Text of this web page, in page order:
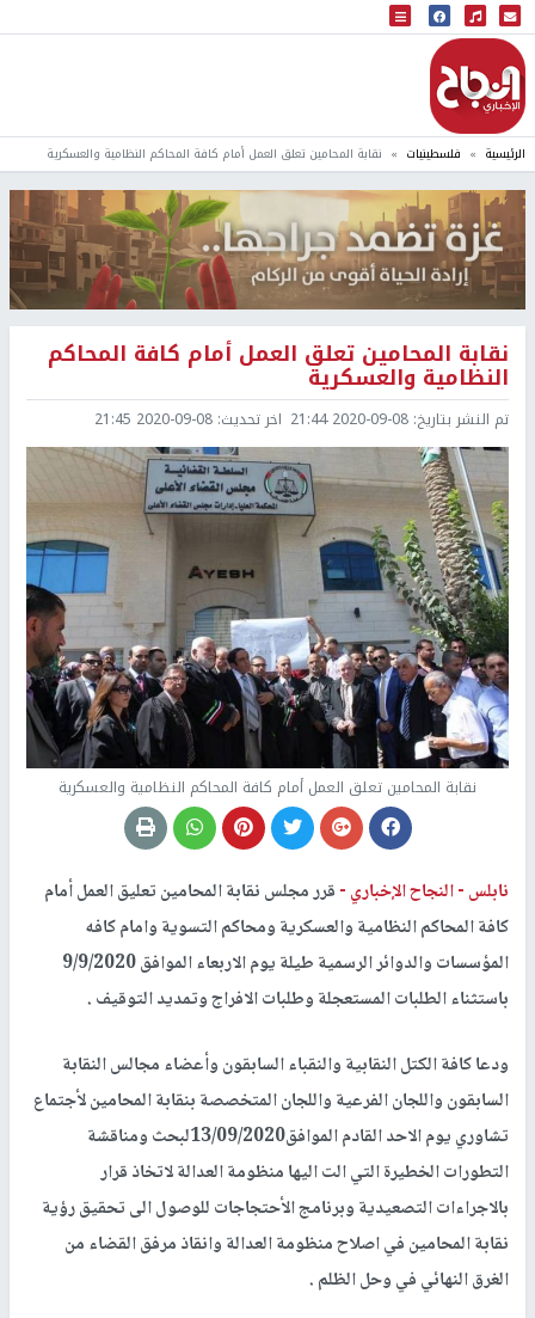
البث المباشر
إذاعة النجاح
الرئيسية فلسطينيات نقابة المحامين تعلق العمل أمام كافة المحاكم النظامية والعسكرية
نقابة المحامين تعلق العمل أمام كافة المحاكم
النظامية والعسكرية
تم النشر بتاريخ: 2020-09-08 21:44 اخر تحديث: 2020-09-08 21:45
نقابة المحامين تعلق العمل أمام كافة المحاكم النظامية والعسكرية
نابلس -النجاح الإخباري -قرر مجلس نقابة المحامين تعليق العمل أمام
كافة المحاكم النظامية والعسكرية ومحاكم التسوية وامام كافه
المؤسسات والدوائر الرسمية طيلة يوم الاربعاء الموافق 9/9/2020
باستثناء الطلبات المستعجلة وطلبات الافراج وتمديد التوقيف .
ودعا كافة الكتل النقابية والنقباء السابقون وأعضاء مجالس النقابة
السابقون واللجان الفرعية واللجان المتخصصة بنقابة المحامين لأجتماع
تشاوري يوم الاحد القادم الموافق13/09/2020لبحث ومناقشة
التطورات الخطيرة التي الت اليها منظومة العدالة لاتخاذ قرار
بالاجراءات التصعيدية وبرنامج الأحتجاجات للوصول الى تحقيق رؤية
نقابة المحامين في اصلاح منظومة العدالة وانقاذ مرفق القضاء من
الغرق النهائي في وحل الظلم .